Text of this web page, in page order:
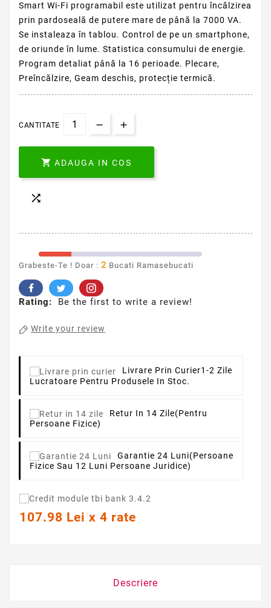
Smart Wi-Fi programabil este utilizat pentru încălzirea
prin pardoseală de putere mare de până la 7000 VA.
Se instaleaza în tablou. Control de pe un smartphone,
de oriunde în lume. Statistica consumului de energie.
Program detaliat până la 16 perioade. Plecare,
Preîncălzire, Geam deschis, protecție termică.
CANTITATE
 ADAUGA IN COS

Grabeste-Te ! Doar : 2 Bucati Ramasebucati
Rating: Be the first to write a review!
Write your review
Livrare Prin Curier1-2 Zile
Lucratoare Pentru Produsele In Stoc.
Retur In 14 Zile(pentru
Persoane Fizice)
Garantie 24 Luni(persoane
Fizice Sau 12 Luni Persoane Juridice)
107.98 Lei x 4 rate
Descriere